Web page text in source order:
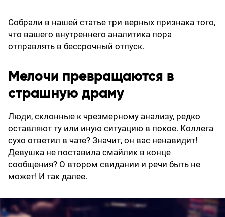
Собрали в нашей статье три верных признака того,
что вашего внутреннего аналитика пора
отправлять в бессрочный отпуск.
Мелочи превращаются в
страшную драму
Люди, склонные к чрезмерному анализу, редко
оставляют ту или иную ситуацию в покое. Коллега
сухо ответил в чате? Значит, он вас ненавидит!
Девушка не поставила смайлик в конце
сообщения? О втором свидании и речи быть не
может! И так далее.